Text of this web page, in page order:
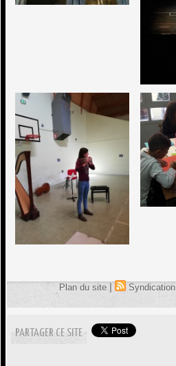
Plan du site | Syndication
PARTAGER CE SITE